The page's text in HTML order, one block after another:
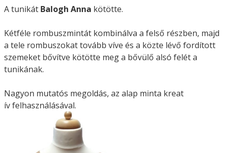
A tunikát Balogh Anna kötötte.
Kétféle rombuszmintát kombinálva a felső részben, majd
a tele rombuszokat tovább víve és a közte lévő fordított
szemeket bővítve kötötte meg a bővülő alsó felét a
tunikának.
Nagyon mutatós megoldás, az alap minta kreat
ív felhasználásával.